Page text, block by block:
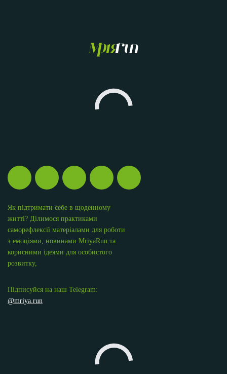
Як підтримати себе в щоденному
житті? Ділимося практиками
саморефлексії матеріалами для роботи
з емоціями, новинами MriyaRun та
корисними ідеями для особистого
розвитку,
Підписуйся на наш Telegram:
@mriya.run